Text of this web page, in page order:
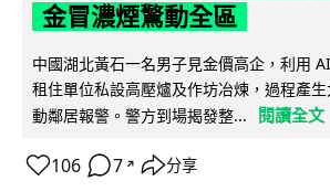
金冒濃煙驚動全區
中國湖北黃石一名男子見金價高企，利用
租住單位私設高壓爐及作坊冶煉，過程產
動鄰居報警。警方到場揭發整...
閱讀全文
106 7 ↗ 分享